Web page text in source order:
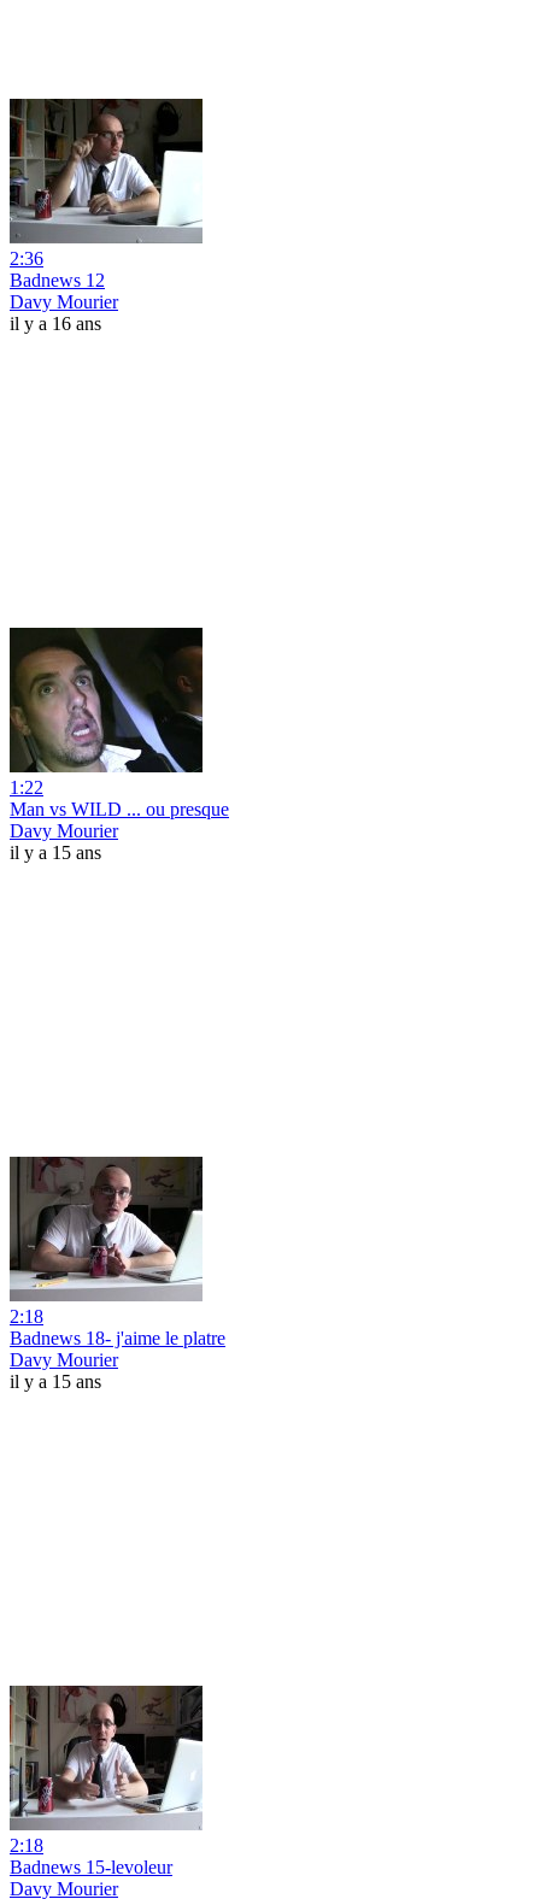
2:36
Badnews 12
Davy Mourier
il y a 16 ans
1:22
Man vs WILD ... ou presque
Davy Mourier
il y a 15 ans
2:18
Badnews 18- j'aime le platre
Davy Mourier
il y a 15 ans
2:18
Badnews 15-levoleur
Davy Mourier